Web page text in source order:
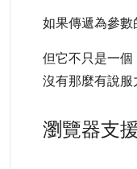
如果傳遞為參數
但它不只是一
沒有那麼有說服
瀏覽器支援